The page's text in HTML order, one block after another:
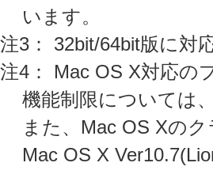
います。
注3： 32bit/64bit版に対
注4： Mac OS X対応の
機能制限については、
また、Mac OS Xの
Mac OS X